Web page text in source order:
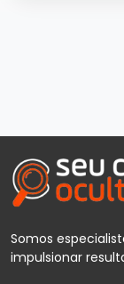
Somos
impulsionar